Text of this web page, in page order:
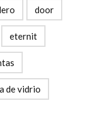
door
eternit
de vidrio